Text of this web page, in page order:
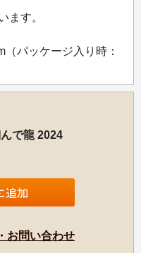
柄があしらわれた煌び
イラストラベル。
ます。
パッケージ入り時：
で龍 2024
お問い合わせ